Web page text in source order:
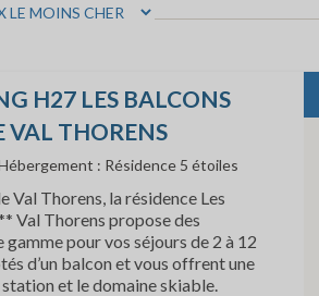
H27 LES BALCONS
VAL THORENS
: Résidence 5 étoiles
Val Thorens, la résidence Les
Val Thorens propose des
pour vos séjours de 2 à 12
d’un balcon et vous offrent une
et le domaine skiable.